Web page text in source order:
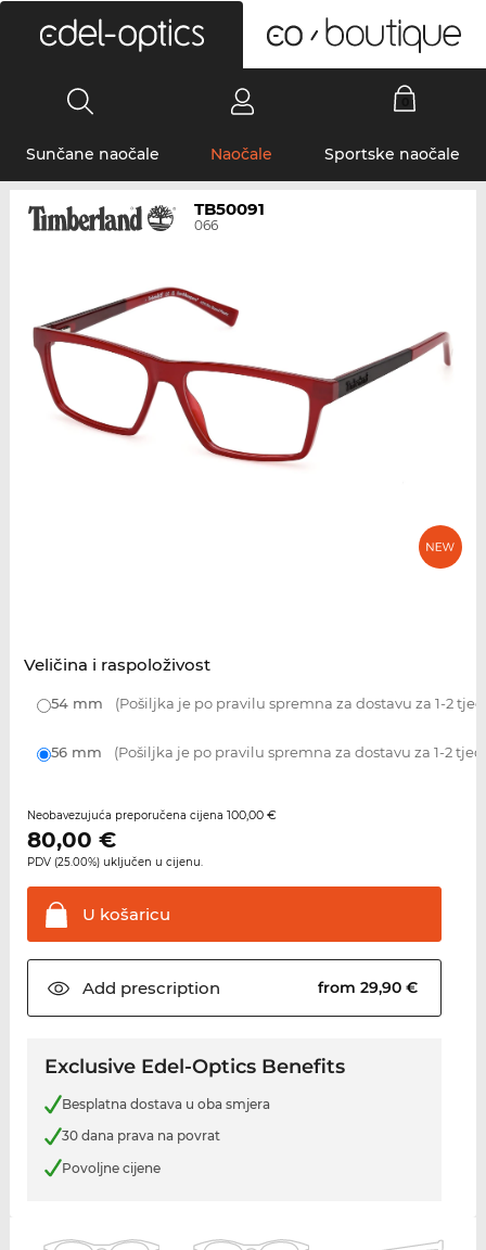
Sunčane naočale Naočale Sportske naočale
TB50091
066
Veličina i raspoloživost
54 mm (Pošiljka je po pravilu spremna za dostavu za 1-2
56 mm (Pošiljka je po pravilu spremna za dostavu za 1-2
Neobavezujuća preporučena cijena 100,00 €
80,00 €
PDV (25.00%) uključen u cijenu.
U košaricu
Add prescription from 29,90 €
Exclusive Edel-Optics Benefits
Besplatna dostava u oba smjera
30 dana prava na povrat
Povoljne cijene